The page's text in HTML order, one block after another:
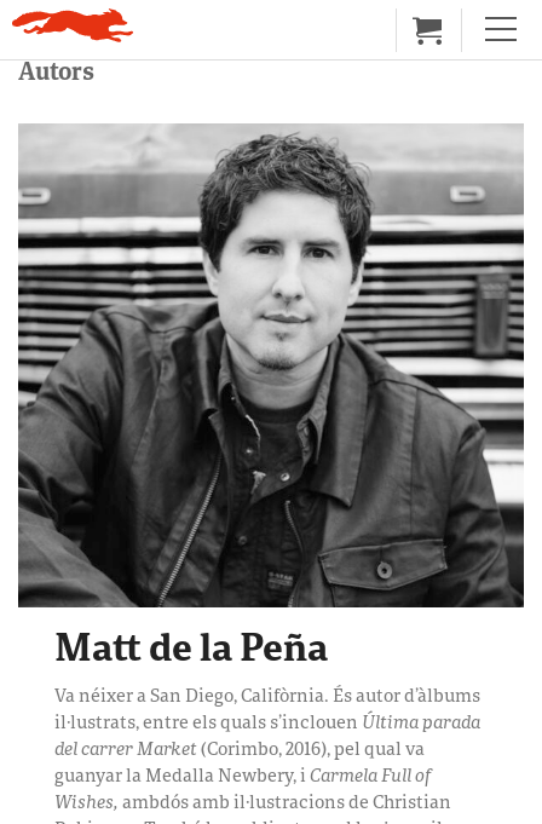
Autors
Matt de la Peña
Va néixer a San Diego, Califòrnia. És autor d’àlbums
il·lustrats, entre elsquals s’inclouen Última parada
del carrer Market(Corimbo, 2016), pel qual va
guanyar la Medalla Newbery, i Carmela Full of
Wishes, ambdós amb il·lustracions de Christian